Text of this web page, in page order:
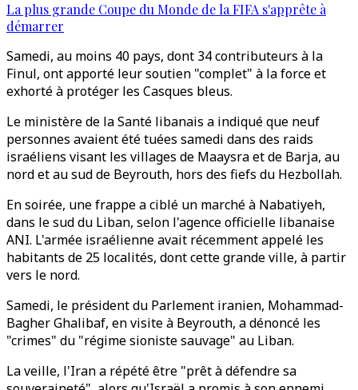
La plus grande Coupe du Monde de la FIFA s'apprête à
démarrer
Samedi, au moins 40 pays, dont 34 contributeurs à la
Finul, ont apporté leur soutien "complet" à la force et
exhorté à protéger les Casques bleus.
Le ministère de la Santé libanais a indiqué que neuf
personnes avaient été tuées samedi dans des raids
israéliens visant les villages de Maaysra et de Barja, au
nord et au sud de Beyrouth, hors des fiefs du Hezbollah.
En soirée, une frappe a ciblé un marché à Nabatiyeh,
dans le sud du Liban, selon l'agence officielle libanaise
ANI. L'armée israélienne avait récemment appelé les
habitants de 25 localités, dont cette grande ville, à partir
vers le nord.
Samedi, le président du Parlement iranien, Mohammad-
Bagher Ghalibaf, en visite à Beyrouth, a dénoncé les
"crimes" du "régime sioniste sauvage" au Liban.
La veille, l'Iran a répété être "prêt à défendre sa